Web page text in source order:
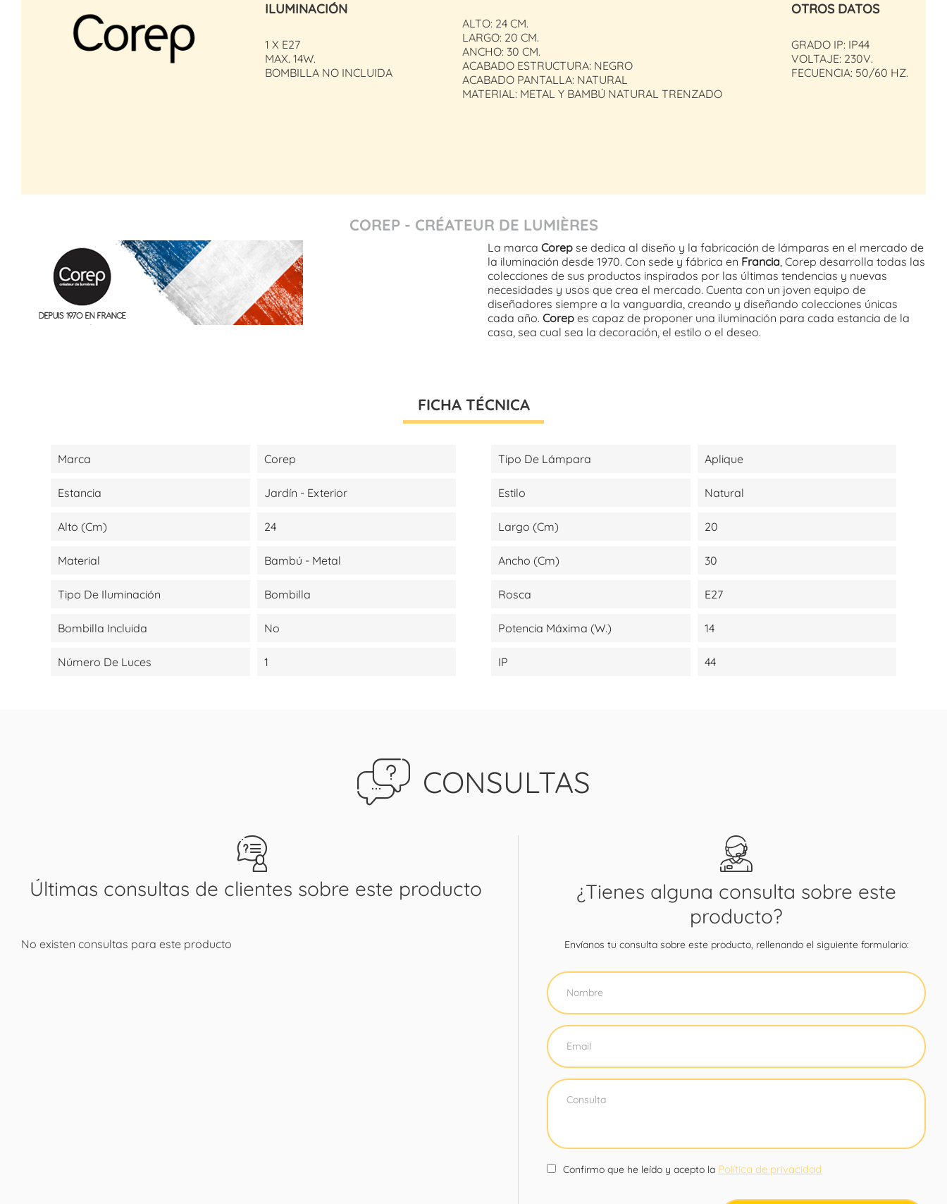
ILUMINACIÓN
1 X E27
MAX. 14W.
BOMBILLA NO INCLUIDA
ALTO: 24 CM.
LARGO: 20 CM.
ANCHO: 30 CM.
ACABADO ESTRUCTURA: NEGRO
ACABADO PANTALLA: NATURAL
MATERIAL: METAL Y BAMBÚ NATURAL TRENZADO
OTROS DATOS
GRADO IP: IP44
VOLTAJE: 230V.
FECUENCIA: 50/60 HZ.
COREP - CRÉATEUR DE LUMIÈRES
La marca Corep se dedica al diseño y la fabricación de lámparas en el mercado de
la iluminación desde 1970. Con sede y fábrica en Francia, Corep desarrolla todas las
colecciones de sus productos inspirados por las últimas tendencias y nuevas
necesidades y usos que crea el mercado. Cuenta con un joven equipo de
diseñadores siempre a la vanguardia, creando y diseñando colecciones únicas
cada año. Corep es capaz de proponer una iluminación para cada estancia de la
casa, sea cual sea la decoración, el estilo o el deseo.
FICHA TÉCNICA
Marca Corep Tipo De Lámpara Aplique
Estancia Jardín - Exterior Estilo Natural
Alto (cm) 24 Largo (cm) 20
Material Bambú - Metal Ancho (cm) 30
Tipo De Iluminación Bombilla Rosca E27
Bombilla Incluida No Potencia Máxima (W.) 14
Número De Luces 1 IP 44
CONSULTAS
Últimas consultas de clientes sobre este producto
No existen consultas para este producto
¿Tienes alguna consulta sobre este
producto?
Envíanos tu consulta sobre este producto, rellenando el siguiente formulario:
Confirmo que he leído y acepto la Política de privacidad